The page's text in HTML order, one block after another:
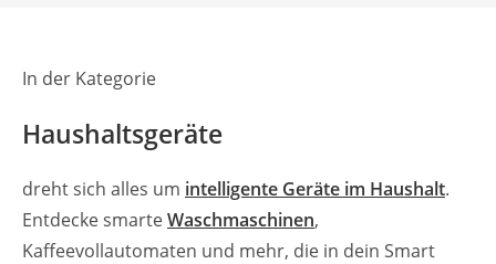
In der Kategorie
Haushaltsgeräte
dreht sich alles um intelligente Geräte im Haushalt.
Entdecke smarteWaschmaschinen,
Kaffeevollautomaten und mehr, die in dein Smart